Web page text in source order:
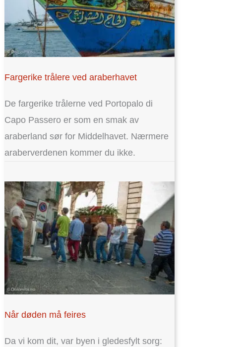
Fargerike trålere ved araberhavet
De fargerike trålerne ved Portopalo di
Capo Passero er som en smak av
araberland sør for Middelhavet. Nærmere
araberverdenen kommer du ikke.
Når døden må feires
Da vi kom dit, var byen i gledesfylt sorg: